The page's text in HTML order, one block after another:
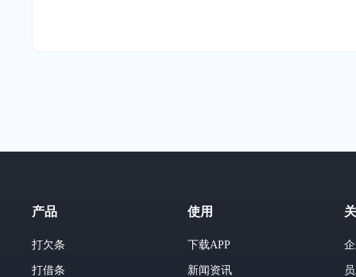
产品
打欠条
打借条
使用
下载APP
新闻资讯